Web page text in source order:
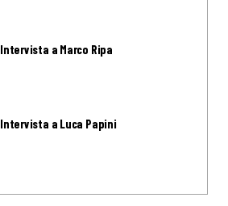
Intervista a Marco Ripa
Intervista a Luca Papini